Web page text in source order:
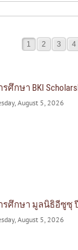
1 2 3 4
ศึกษา BKI
August 5, 2026
ศึกษา มูลนิธิอีซูซุ
August 5, 2026